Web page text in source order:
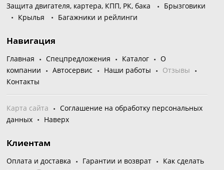
Защита двигателя, картера, КПП, РК, бака
Брызговики
Крылья
Багажники и рейлинги
Навигация
Главная Спецпредложения Каталог
О
компании
Автосервис Наши работы
Отзывы
Контакты
Карта сайта
Соглашение на обработку персональных
данных
Наверх
Клиентам
Оплата и доставка Гарантии и возврат
Как сделать